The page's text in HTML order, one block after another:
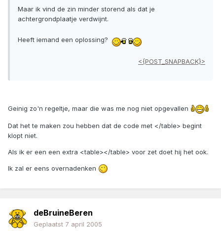
Maar ik vind de zin minder storend als dat je
achtergrondplaatje verdwijnt.
Heeft iemand een oplossing?
<{POST_SNAPBACK}>
Geinig zo'n regeltje, maar die was me nog niet opgevallen
Dat het te maken zou hebben dat de code met </table> begint
klopt niet.
Als ik er een een extra <table></table> voor zet doet hij het ook.
Ik zal er eens overnadenken
deBruineBeren
Geplaatst 7 april 2005